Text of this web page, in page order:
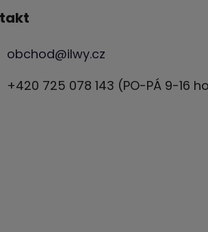
obchod@ilwy.cz
+420 725 078 143 (PO-PÁ 9-16 ho